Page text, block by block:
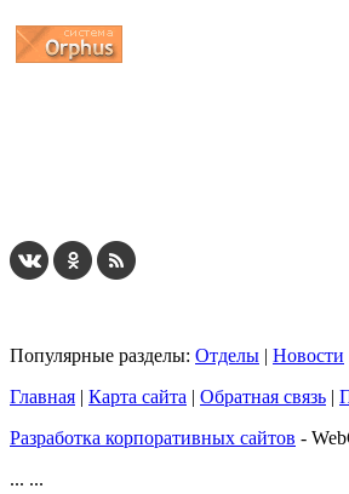
Популярные разделы: Отделы | Новости
Главная | Карта сайта | Обратная связь |
Разработка корпоративных сайтов -
... ...